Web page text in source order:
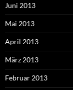
Juni 2013
Mai 2013
April 2013
März 2013
Februar 2013